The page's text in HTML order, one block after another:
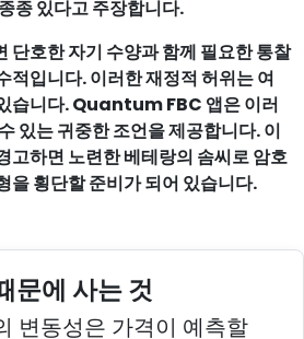
종 있다고 주장합니다.
단호한 자기 수양과 함께 필요한 통찰
적입니다. 이러한 재정적 허위는 여
습니다. Quantum FBC 앱은 이러
있는 귀중한 조언을 제공합니다. 이
고하면 노련한 베테랑의 솜씨로 암호
을 횡단할 준비가 되어 있습니다.
문에 사는 것
변동성은 가격이 예측할